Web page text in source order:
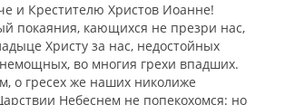
и Крести‌телю Христо‌в Иоа‌нне!
покая‌ния, ка‌ющихся не пре‌зри на‌с,
Христу‌ за на‌с, недосто‌йных
во мно‌гия грехи‌ впа‌дших.
о гресе‌х же на‌ших николи‌же
Небе‌снем не попеко‌хомся: но